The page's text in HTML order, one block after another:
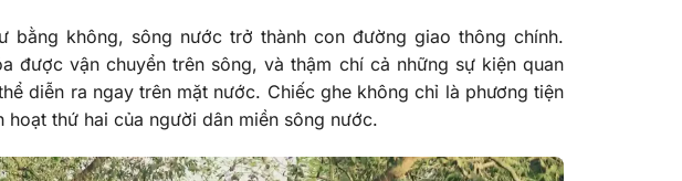
bằng không, sông nước trở thành con đường giao thông chính.
được vận chuyển trên sông, và thậm chí cả những sự kiện quan
diễn ra ngay trên mặt nước. Chiếc ghe không chỉ là phương tiện
hoạt thứ hai của người dân miền sông nước.